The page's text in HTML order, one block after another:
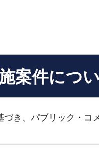
案件につ
き、パブリック・コ